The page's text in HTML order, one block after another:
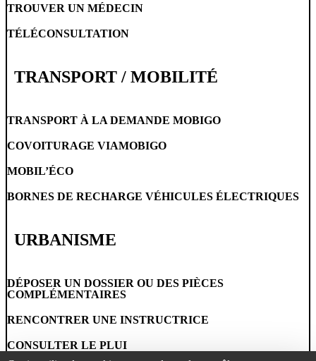
TROUVER UN MÉDECIN
TÉLÉCONSULTATION
TRANSPORT / MOBILITÉ
TRANSPORT À LA DEMANDE MOBIGO
COVOITURAGE VIAMOBIGO
MOBIL’ÉCO
BORNES DE RECHARGE VÉHICULES ÉLECTRIQUES
URBANISME
DÉPOSER UN DOSSIER OU DES PIÈCES
COMPLÉMENTAIRES
RENCONTRER UNE INSTRUCTRICE
CONSULTER LE PLUI